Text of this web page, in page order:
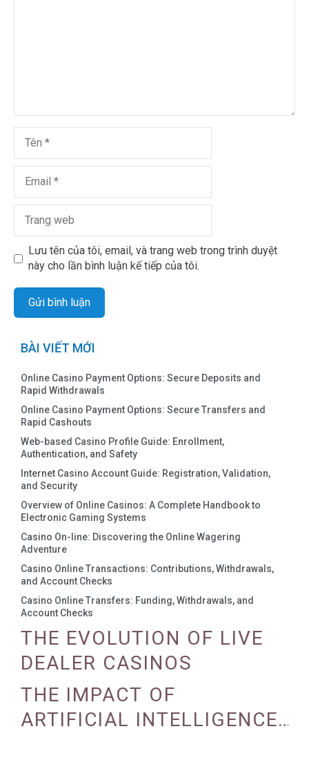
Lưu tên của tôi, email, và trang web trong trình duyệt
này cho lần bình luận kế tiếp của tôi.
BÀI VIẾT MỚI
Online Casino Payment Options: Secure Deposits and
Rapid Withdrawals
Online Casino Payment Options: Secure Transfers and
Rapid Cashouts
Web-based Casino Profile Guide: Enrollment,
Authentication, and Safety
Internet Casino Account Guide: Registration, Validation,
and Security
Overview of Online Casinos: A Complete Handbook to
Electronic Gaming Systems
Casino On-line: Discovering the Online Wagering
Adventure
Casino Online Transactions: Contributions, Withdrawals,
and Account Checks
Casino Online Transfers: Funding, Withdrawals, and
Account Checks
THE EVOLUTION OF LIVE
DEALER CASINOS
THE IMPACT OF
ARTIFICIAL INTELLIGENCE